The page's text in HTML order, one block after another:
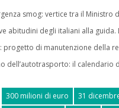
smog: vertice tra il Ministro
abitudini degli italiani alla
progetto di manutenzione della
dell’autotrasporto: il calendario
300 milioni di euro 31